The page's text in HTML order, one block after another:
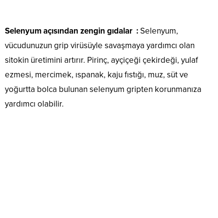
Selenyum açısından zengin gıdalar :Selenyum,
vücudunuzun grip virüsüyle savaşmaya yardımcı olan
sitokin üretimini artırır. Pirinç, ayçiçeği çekirdeği, yulaf
ezmesi, mercimek, ıspanak, kaju fıstığı, muz, süt ve
yoğurtta bolca bulunan selenyum gripten korunmanıza
yardımcı olabilir.